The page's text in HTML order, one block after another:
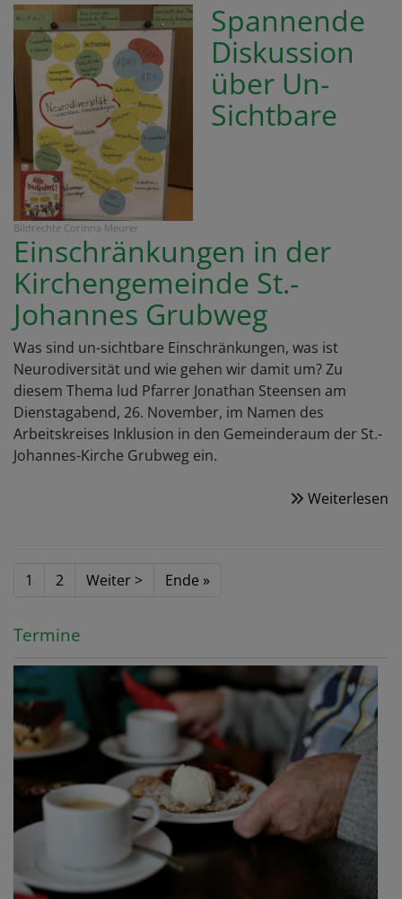
Bildrechte Corinna Meurer
Spannende
Diskussion
über Un-
Sichtbare
Einschränkungen in der
Kirchengemeinde St.-
Johannes Grubweg
Was sind un-sichtbare Einschränkungen, was ist
Neurodiversität und wie gehen wir damit um? Zu
diesem Thema lud Pfarrer Jonathan Steensen am
Dienstagabend, 26. November, im Namen des
Arbeitskreises Inklusion in den Gemeinderaum der St.-
Johannes-Kirche Grubweg ein.
Weiterlesen
Seitennummerierung
Aktuelle
1 Seite
2
Nächste
Weiter >
Last
Ende »
Termine